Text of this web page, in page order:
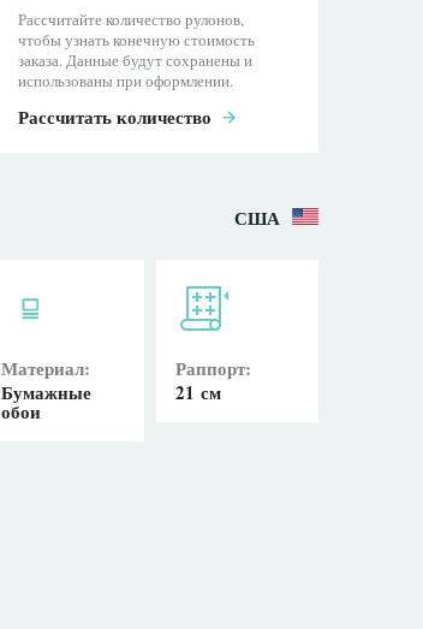
Рассчитайте количество рулонов,
чтобы узнать конечную стоимость
заказа. Данные будут сохранены и
использованы при оформлении.
Рассчитать количество
США
Материал:
Бумажные
обои
Раппорт:
21 см